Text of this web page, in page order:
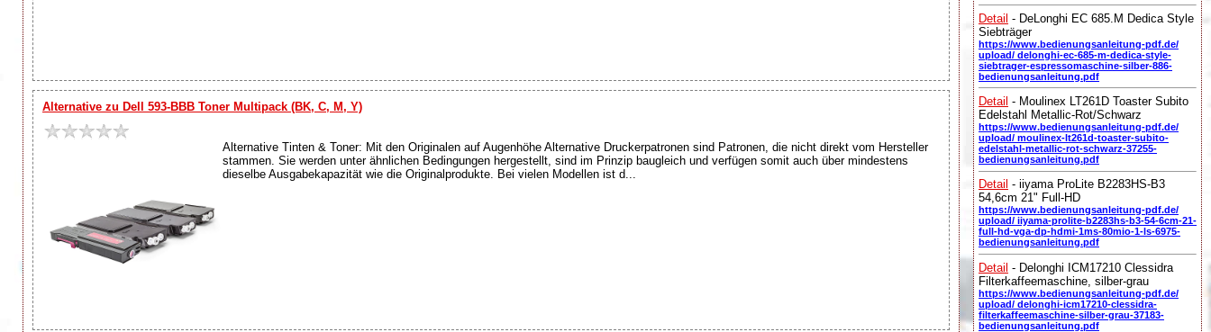
Alternative zu Dell 593-BBB Toner Multipack (BK, C, M, Y)
Alternative Tinten & Toner: Mit den Originalen auf Augenhöhe Alternative Druckerpatronen sind Patronen, die nicht direkt vom Hersteller
stammen. Sie werden unter ähnlichen Bedingungen hergestellt, sind im Prinzip baugleich und verfügen somit auch über mindestens
dieselbe Ausgabekapazität wie die Originalprodukte. Bei vielen Modellen ist d...
Detail - DeLonghi EC 685.M Dedica Style
Siebträger
https://www.bedienungsanleitung-pdf.de/
upload/ delonghi-ec-685-m-dedica-style-
siebtrager-espressomaschine-silber-886-
bedienungsanleitung.pdf
Detail - Moulinex LT261D Toaster Subito
Edelstahl Metallic-Rot/Schwarz
https://www.bedienungsanleitung-pdf.de/
upload/ moulinex-lt261d-toaster-subito-
edelstahl-metallic-rot-schwarz-37255-
bedienungsanleitung.pdf
Detail - iiyama ProLite B2283HS-B3
54,6cm 21" Full-HD
https://www.bedienungsanleitung-pdf.de/
upload/ iiyama-prolite-b2283hs-b3-54-6cm-21-
full-hd-vga-dp-hdmi-1ms-80mio-1-ls-6975-
bedienungsanleitung.pdf
Detail - Delonghi ICM17210 Clessidra
Filterkaffeemaschine, silber-grau
https://www.bedienungsanleitung-pdf.de/
upload/ delonghi-icm17210-clessidra-
filterkaffeemaschine-silber-grau-37183-
bedienungsanleitung.pdf